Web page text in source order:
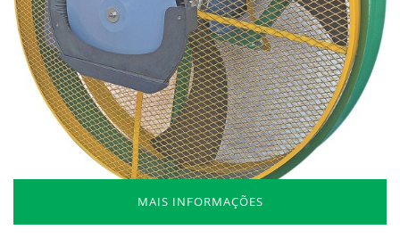
MAIS INFORMAÇÕES